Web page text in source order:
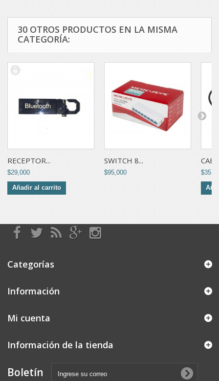
30 OTROS PRODUCTOS EN LA MISMA
CATEGORÍA:
RECEPTOR...
$29,000
Añadir al carrito
SWITCH 8...
$95,000
Categorías
Información
Mi cuenta
Información de la tienda
Boletín